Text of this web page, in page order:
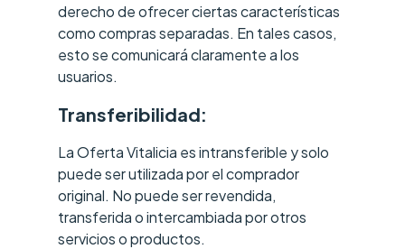
derecho de ofrecer ciertas características
como compras separadas. En tales casos,
esto se comunicará claramente a los
usuarios.
Transferibilidad:
La Oferta Vitalicia es intransferible y solo
puede ser utilizada por el comprador
original. No puede ser revendida,
transferida o intercambiada por otros
servicios o productos.